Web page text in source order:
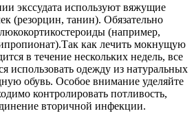
экссудата используют вяжущие
(резорцин, танин). Обязательно
(например,
как лечить мокнущую
в течение нескольких недель, все
использовать одежду из натуральных
обувь. Особое внимание уделяйте
контролировать потливость,
вторичной инфекции.